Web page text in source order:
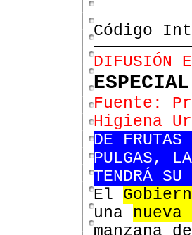
Código
DIFUSIÓN
Fuente:
Higiena
DE FRUTAS
PULGAS,
TENDRÁ SU
El
una